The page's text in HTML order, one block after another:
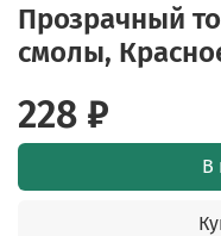
Прозрачный
смолы,
228 ₽
В